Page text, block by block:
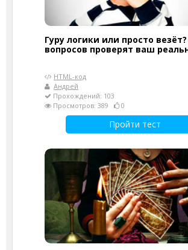
Гуру логики или просто везёт?
вопросов проверят ваш
HTML-код
Андрей
Прохождений: 103
Просмотров: 389
0
Пройти тест